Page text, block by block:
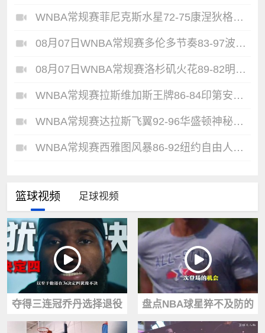
WNBA常规赛菲尼克斯水星72-75康涅狄格太阳全场集锦
08月07日WNBA常规赛多伦多节奏83-97波特兰火焰集锦
08月07日WNBA常规赛洛杉矶火花89-82明尼苏达山猫全场集锦
WNBA常规赛拉斯维加斯王牌86-84印第安纳狂热全场集锦
WNBA常规赛达拉斯飞翼92-96华盛顿神秘人全场集锦
WNBA常规赛西雅图风暴86-92纽约自由人全场集锦
篮球视频 足球视频
夺得三连冠乔丹选择退役
随后史上规格最高退役仪
盘点NBA球星猝不及防的
退役！保罗被遣返波什病